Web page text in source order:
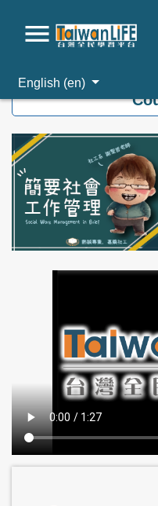
English ‎(en)‎